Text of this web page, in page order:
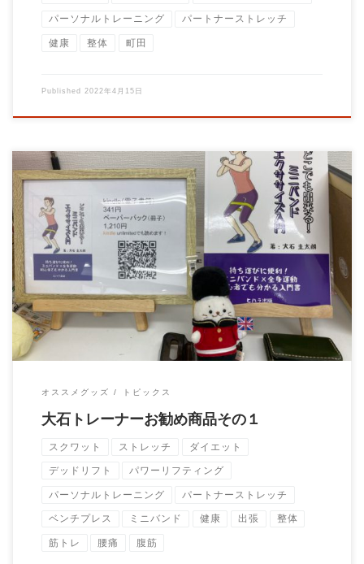
パーソナルトレーニング パートナーストレッチ
健康 整体 町田
Published 2022年4月15日
大石トレーナーお勧めの商品を紹介します！ １．どこでもでき
る！: ミニバンドエクササイズ […]
オススメグッズ トピックス
大石トレーナーお勧め商品その１
スクワット ストレッチ ダイエット
デッドリフト パワーリフティング
パーソナルトレーニング パートナーストレッチ
ベンチプレス ミニバンド 健康 出張 整体
筋トレ 腰痛 腹筋